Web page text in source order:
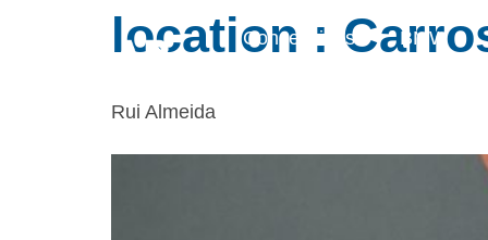
Concessions BMW
location :
Rui Almeida